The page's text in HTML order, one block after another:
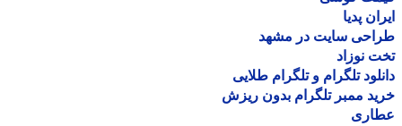
پدیا
سایت در مشهد
نوزاد
تلگرام و تلگرام طلایی
ممبر تلگرام بدون ریزش